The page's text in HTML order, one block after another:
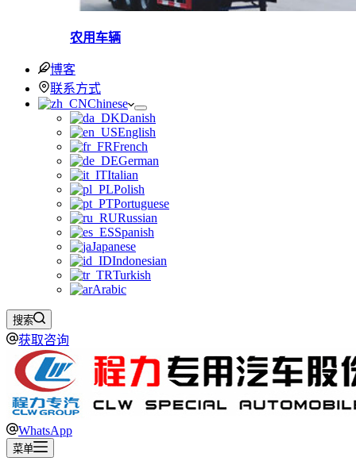
农用车辆
博客
联系方式
Chinese
Danish
English
French
German
Italian
Polish
Portuguese
Russian
Spanish
Japanese
Indonesian
Turkish
Arabic
搜索
获取咨询
WhatsApp
菜单